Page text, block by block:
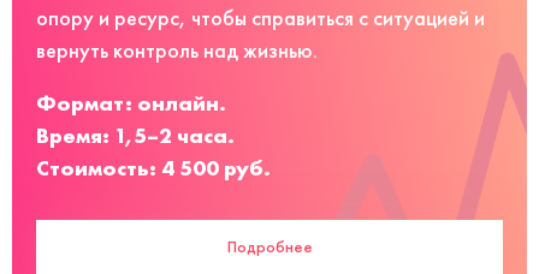
опору и ресурс, чтобы справиться с ситуацией и
вернуть контроль над жизнью.
Формат: онлайн.
Время: 1,5–2 часа.
Стоимость: 4 500 руб.
Подробнее